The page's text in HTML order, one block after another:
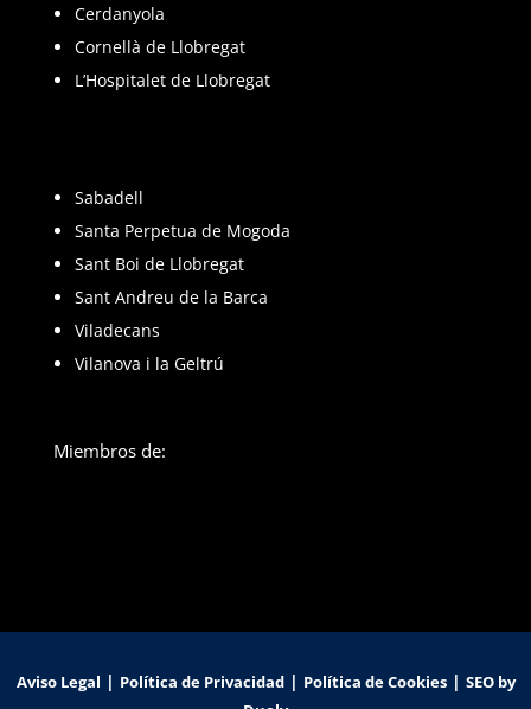
Cerdanyola
Cornellà de Llobregat
L’Hospitalet de Llobregat
Sabadell
Santa Perpetua de Mogoda
Sant Boi de Llobregat
Sant Andreu de la Barca
Viladecans
Vilanova i la Geltrú
Miembros de:
Aviso Legal | Política de Privacidad| Política de Cookies| SEO by